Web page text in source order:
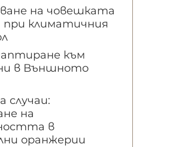
на човешката
при климатичния
към
в Външното
случаи:
на
в
оранжерии